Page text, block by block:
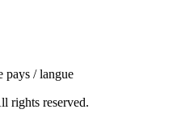
pays / langue
rights reserved.